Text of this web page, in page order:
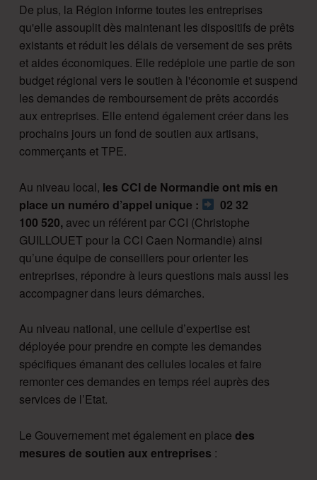
De plus, la Région informe toutes les entreprises
qu'elle assouplit dès maintenant les dispositifs de prêts
existants et réduit les délais de versement de ses prêts
et aides économiques. Elle redéploie une partie de son
budget régional vers le soutien à l'économie et suspend
les demandes de remboursement de prêts accordés
aux entreprises. Elle entend également créer dans les
prochains jours un fond de soutien aux artisans,
commerçants et TPE.
Au niveau local, les CCI de Normandie ont mis en
place un numéro d’appel unique :
02 32
100 520, avec un référent par CCI (Christophe
GUILLOUET pour la CCI Caen Normandie) ainsi
qu’une équipe de conseillers pour orienter les
entreprises, répondre à leurs questions mais aussi les
accompagner dans leurs démarches.
Au niveau national, une cellule d’expertise est
déployée pour prendre en compte les demandes
spécifiques émanant des cellules locales et faire
remonter ces demandes en temps réel auprès des
services de l’Etat.
Le Gouvernement met également en place des
mesures de soutien aux entreprises :